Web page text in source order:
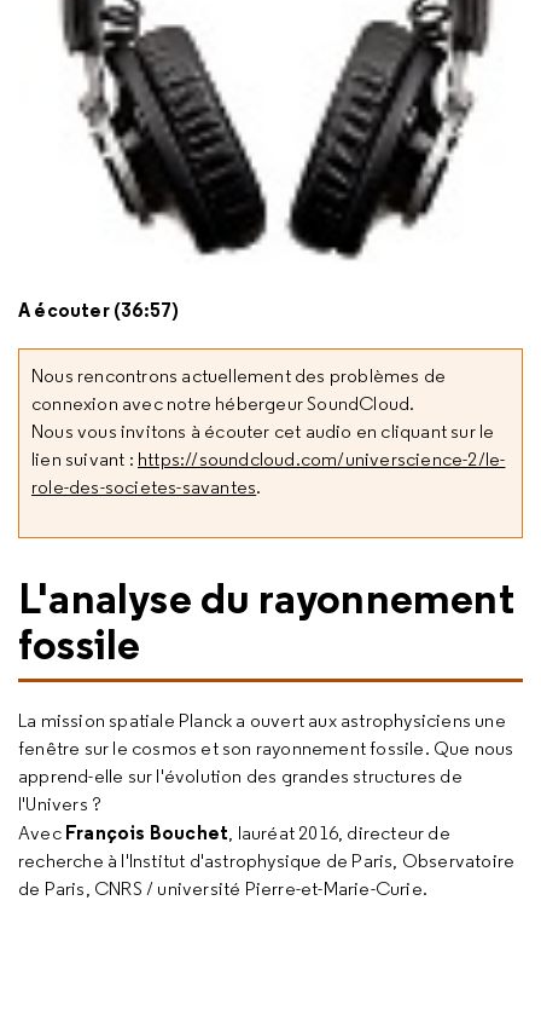
A écouter (36:57)
Nous rencontrons actuellement des problèmes de
connexion avec notre hébergeur SoundCloud.
Nous vous invitons à écouter cet audio en cliquant sur le
lien suivant : https://soundcloud.com/universcience-2/le-
role-des-societes-savantes.
L'analyse du rayonnement
fossile
La mission spatiale Planck a ouvert aux astrophysiciens une
fenêtre sur le cosmos et son rayonnement fossile. Que nous
apprend-elle sur l'évolution des grandes structures de
l'Univers ?
Avec François Bouchet, lauréat 2016, directeur de
recherche à l'Institut d'astrophysique de Paris, Observatoire
de Paris, CNRS / université Pierre-et-Marie-Curie.